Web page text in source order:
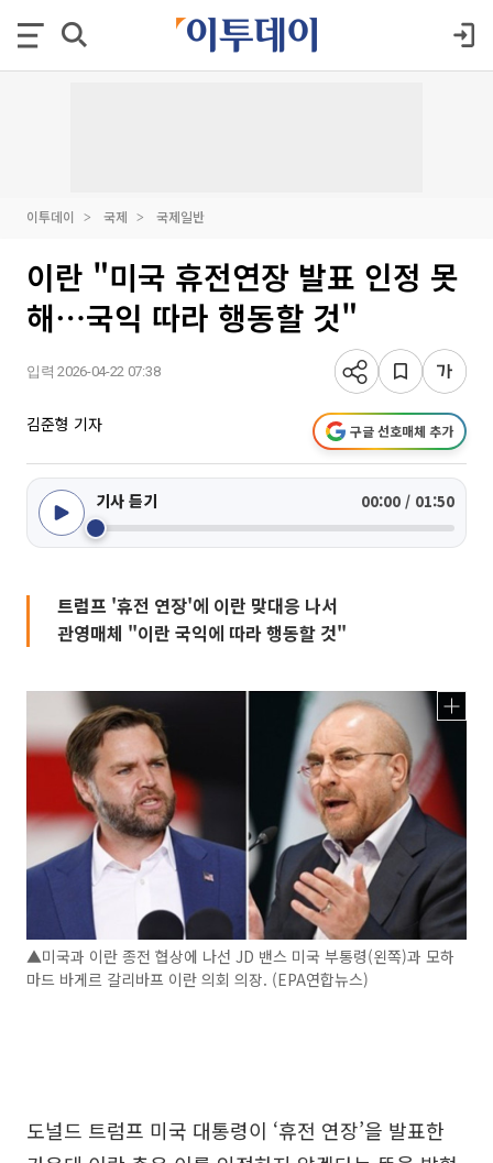
이투데이 국제 국제일반
이란 "미국 휴전연장 발표 인정 못
해⋯국익 따라 행동할 것"
입력 2026-04-22 07:38
김준형 기자 구글 선호매체 추가
기사 듣기 00:00 / 01:50
트럼프 '휴전 연장'에 이란 맞대응 나서
관영매체 "이란 국익에 따라 행동할 것"
▲미국과 이란 종전 협상에 나선 JD 밴스 미국 부통령(왼쪽)과 모하
마드 바게르 갈리바프 이란 의회 의장. (EPA연합뉴스)
도널드 트럼프 미국 대통령이 ‘휴전 연장’을 발표한